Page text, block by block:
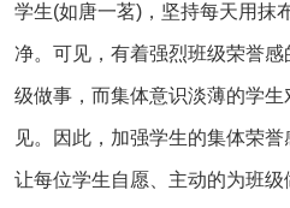
学生(如唐一茗)，坚持每天用抹
净。可见，有着强烈班级荣誉
级做事，而集体意识淡薄的学
见。因此，加强学生的集体荣誉
让每位学生自愿、主动的为班